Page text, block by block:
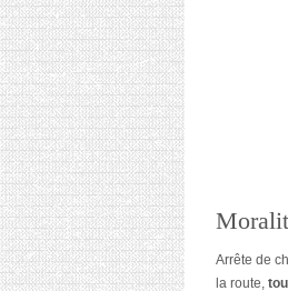
Arrête de
la route,